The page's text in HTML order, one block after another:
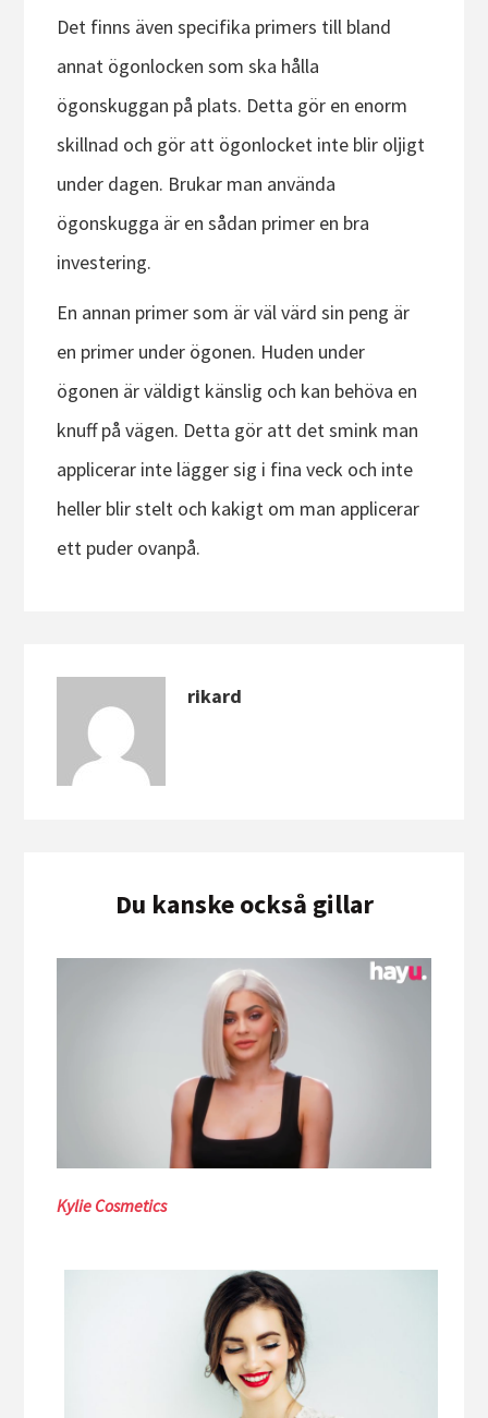
Det finns även specifika primers till bland
annat ögonlocken som ska hålla
ögonskuggan på plats. Detta gör en enorm
skillnad och gör att ögonlocket inte blir oljigt
under dagen. Brukar man använda
ögonskugga är en sådan primer en bra
investering.
En annan primer som är väl värd sin peng är
en primer under ögonen. Huden under
ögonen är väldigt känslig och kan behöva en
knuff på vägen. Detta gör att det smink man
applicerar inte lägger sig i fina veck och inte
heller blir stelt och kakigt om man applicerar
ett puder ovanpå.
rikard
Du kanske också gillar
Kylie Cosmetics